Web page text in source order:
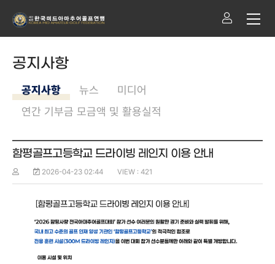
공지사항
공지사항 뉴스
미디어
연간 기부금 모금액 및 활용실적
함평골프고등학교 드라이빙 레인지 이용 안내
2026-04-23 02:44 VIEW : 421